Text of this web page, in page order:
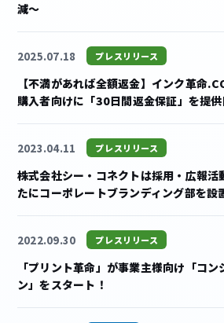
減〜
2025.07.18 プレスリリース
【不満があれば全額返金】インク革命
購入者向けに「30日間返金保証」を提
2023.04.11 プレスリリース
株式会社シー・コネクトは採用・広報活
たにコーポレートブランディング部を設
2022.09.30 プレスリリース
「プリント革命」が事業主様向け「コン
ン」をスタート！